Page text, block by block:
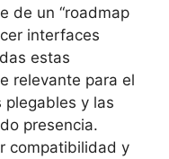
de un “roadmap
interfaces
estas
relevante para el
plegables y las
presencia.
compatibilidad y